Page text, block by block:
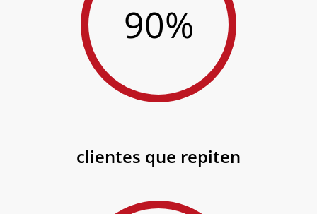
90%
clientes que repiten